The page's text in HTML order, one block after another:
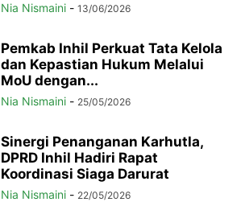
Nia Nismaini - 13/06/2026
Pemkab Inhil Perkuat Tata Kelola
dan Kepastian Hukum Melalui
MoU dengan...
Nia Nismaini - 25/05/2026
Sinergi Penanganan Karhutla,
DPRD Inhil Hadiri Rapat
Koordinasi Siaga Darurat
Nia Nismaini - 22/05/2026